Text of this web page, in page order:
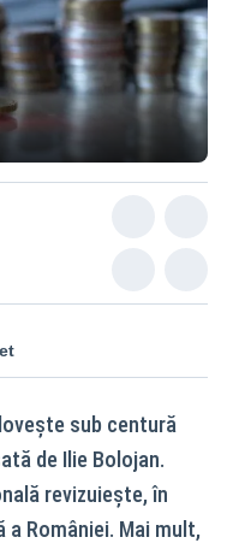
sub centură
de Ilie Bolojan.
revizuiește, în
României. Mai mult,